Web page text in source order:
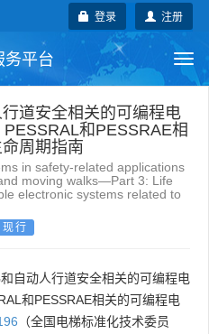
注册
登录
务平台
标准 地方标准
标准
员会
道安全相关的可编程电
和PESSRAE相
周期指南
in safety-related applications
moving walks—Part 3: Life
electronic systems related to
现行
自动人行道安全相关的可编程电
和PESSRAE相关的可编程电
（全国电梯标准化技术委员